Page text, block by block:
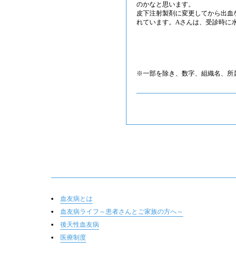
のかなと思います。
皮下注射製剤に変更してから出
れています。Aさんは、受診時に
※一部を除き、数字、組織名、所
血友病とは
血友病ライフ～患者さんとご家族の方へ～
後天性血友病
医療制度